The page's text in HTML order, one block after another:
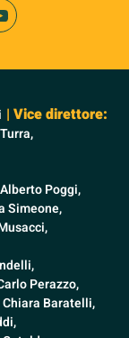
| Vice direttore:
Alberto Poggi,
Simeone,
Perazzo,
Chiara Baratelli,